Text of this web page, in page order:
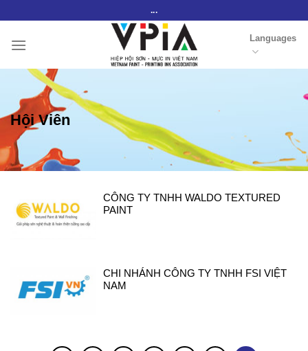
content
...
Languages
Hội Viên
CÔNG TY TNHH WALDO TEXTURED
PAINT
CHI NHÁNH CÔNG TY TNHH FSI VIỆT
NAM